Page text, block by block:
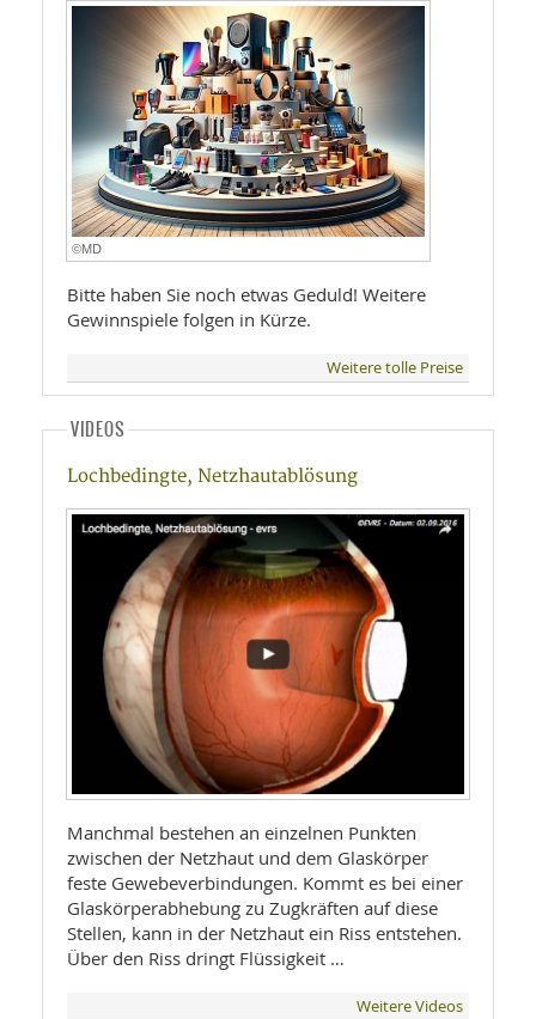
©MD
Bitte haben Sie noch etwas Geduld! Weitere
Gewinnspiele folgen in Kürze.
Weitere tolle Preise
VIDEOS
Lochbedingte, Netzhautablösung
Manchmal bestehen an einzelnen Punkten
zwischen der Netzhaut und dem Glaskörper
feste Gewebeverbindungen. Kommt es bei einer
Glaskörperabhebung zu Zugkräften auf diese
Stellen, kann in der Netzhaut ein Riss entstehen.
Über den Riss dringt Flüssigkeit …
Weitere Videos